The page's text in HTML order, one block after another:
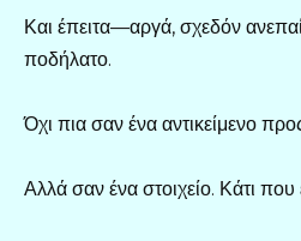
Και έπειτα—αργά, σχεδόν
ποδήλατο.
Όχι πια σαν ένα αντικείμενο
Αλλά σαν ένα στοιχείο. Κάτι